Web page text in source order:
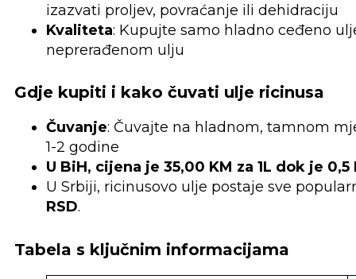
izazvati proljev, povraćanje ili dehidraciju
Kvaliteta: Kupujte samo hladno ceđeno
neprerađenom ulju
Gdje kupiti i kako čuvati ulje ricinusa
Čuvanje: Čuvajte na hladnom, tamnom
1-2 godine
U BiH, cijena je 35,00 KM za 1L dok je 0,5
U Srbiji, ricinusovo ulje postaje sve
RSD.
Tabela s ključnim informacijama